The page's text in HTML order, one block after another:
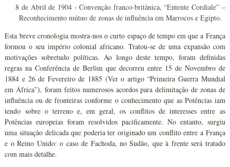
8 de Abril de 1904 - Convenção franco-britânica, “Entente Cordiale” –
Reconhecimento mútuo de zonas de influência em Marrocos e Egipto.
Esta breve cronologia mostra-nos o curto espaço de tempo em que a França
formou o seu império colonial africano. Tratou-se de uma expansão com
motivações sobretudo políticas. Ao longo deste tempo, foram definidas
regras na Conferência de Berlim que decorreu entre 15 de Novembro de
1884 e 26 de Fevereiro de 1885 (Ver o artigo “Primeira Guerra Mundial
em África”), foram feitos numerosos acordos para delimitação de zonas de
influência ou de fronteiras conforme o conhecimento que as Potências iam
tendo sobre o terreno e, em geral, os conflitos de interesses entre as
Potências europeias foram resolvidos pacificamente. No entanto, surgiu
uma situação delicada que poderia ter originado um conflito entre a França
e o Reino Unido: o caso de Fachoda, no Sudão, que à frente será tratado
com mais detalhe.